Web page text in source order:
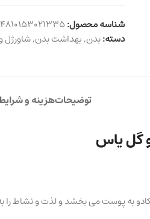
شناسه محصول:4810153021335
دسته:بدن,بهداشت بدن,شاورژل
توضیحاتهزینه و
گل یاس
به پوست می بخشد و لذت و نشاط را